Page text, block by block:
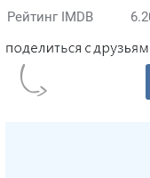
Рейтинг IMDB